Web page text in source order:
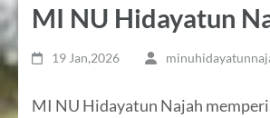
MI NU Hidayatun
19 Jan,2026
MI NU Hidayatun Najah